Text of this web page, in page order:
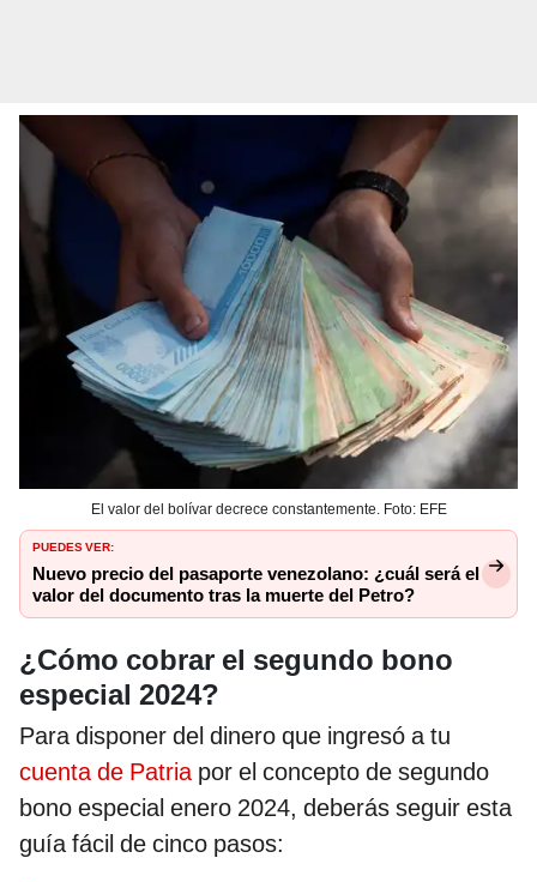
El valor del bolívar decrece constantemente. Foto: EFE
PUEDES VER:
Nuevo precio del pasaporte venezolano: ¿cuál será el
valor del documento tras la muerte del Petro?
¿Cómo cobrar el segundo bono
especial 2024?
Para disponer del dinero que ingresó a tu
cuenta de Patriapor el concepto de segundo
bono especial enero 2024, deberás seguir esta
guía fácil de cinco pasos: